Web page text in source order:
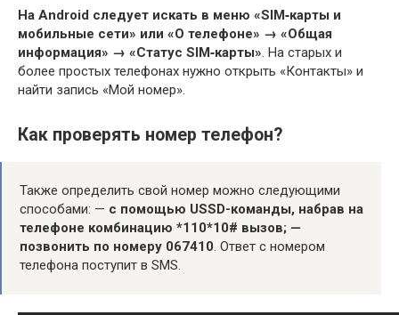
На Android следует искать в меню «SIM‑карты и
мобильные сети» или «О телефоне» → «Общая
информация» → «Статус SIM‑карты». На старых и
более простых телефонах нужно открыть «Контакты» и
найти запись «Мой номер».
Как проверять номер телефон?
Также определить свой номер можно следующими
способами: — с помощью USSD-команды, набрав на
телефоне комбинацию *110*10# вызов; —
позвонить по номеру 067410. Ответ с номером
телефона поступит в SMS.